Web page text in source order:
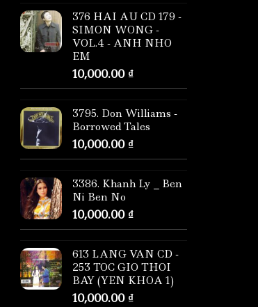
376 HAI AU CD 179 -
SIMON WONG -
VOL.4 - ANH NHO
EM
10,000.00 ₫
3795. Don Williams -
Borrowed Tales
10,000.00 ₫
3386. Khanh Ly _ Ben
Ni Ben No
10,000.00 ₫
613 LANG VAN CD -
253 TOC GIO THOI
BAY (YEN KHOA 1)
10,000.00 ₫